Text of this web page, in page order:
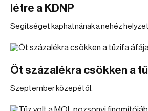
létre a KDNP
Segítséget kaphatnának a nehéz
Öt százalékra csökken a
Szeptember közepétől.